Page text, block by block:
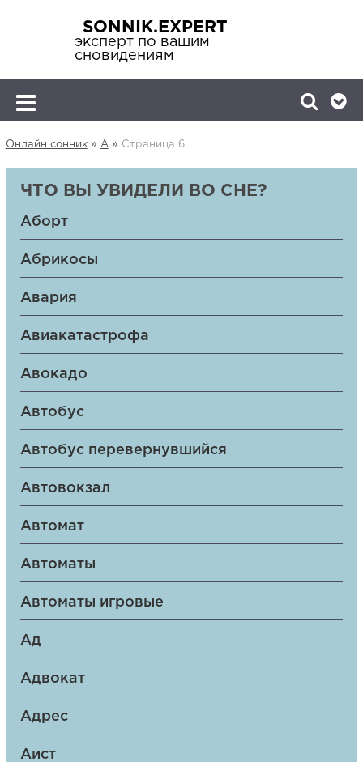
SONNIK.EXPERT
эксперт по вашим
сновидениям
Онлайн сонник» А» Страница 6
ЧТО ВЫ УВИДЕЛИ ВО СНЕ?
Аборт
Абрикосы
Авария
Авиакатастрофа
Авокадо
Автобус
Автобус перевернувшийся
Автовокзал
Автомат
Автоматы
Автоматы игровые
Ад
Адвокат
Адрес
Аист